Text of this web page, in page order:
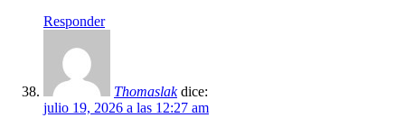
Responder
Thomaslak dice:
julio 19, 2026 a las 12:27 am